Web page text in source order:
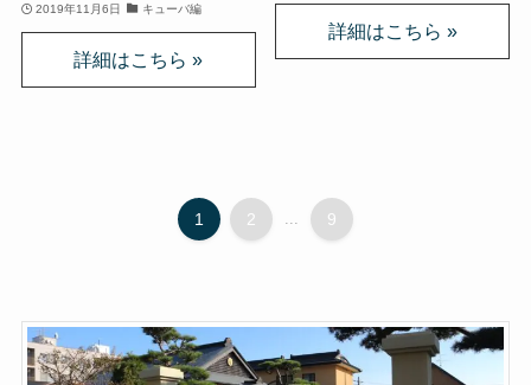
ローマ帝国の興亡とバチカン、ローマカトリック
奇跡の音楽家メンデルスゾーンの驚異の人生
夢の国ディズニーランド研究
2019年11月6日 キューバ編
1 2 9